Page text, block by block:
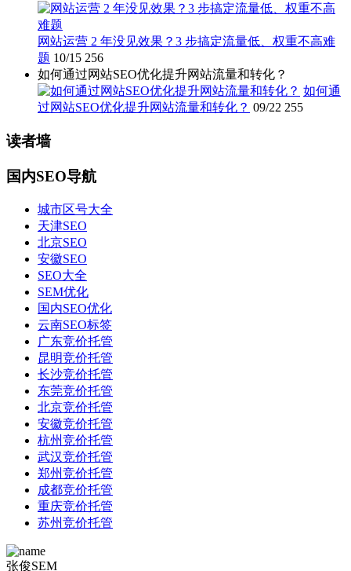
网站运营 2 年没见效果？3 步搞定流量低、权重不高难
题 10/15 256
如何通过网站SEO优化提升网站流量和转化？
如何通
过网站SEO优化提升网站流量和转化？ 09/22 255
读者墙
国内SEO导航
城市区号大全
天津SEO
北京SEO
安徽SEO
SEO大全
SEM优化
国内SEO优化
云南SEO标签
广东竞价托管
昆明竞价托管
长沙竞价托管
东莞竞价托管
北京竞价托管
安徽竞价托管
杭州竞价托管
武汉竞价托管
郑州竞价托管
成都竞价托管
重庆竞价托管
苏州竞价托管
张俊SEM